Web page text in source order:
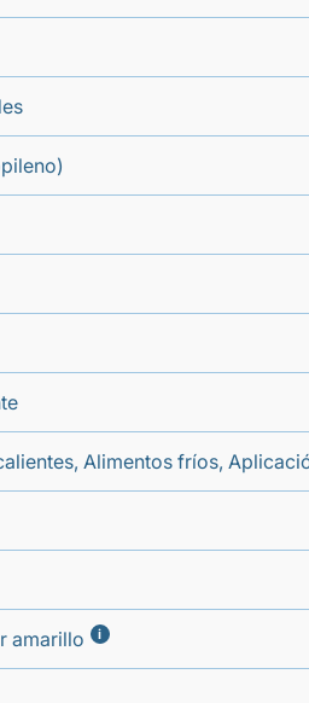
Alimentos fríos,
amarillo i